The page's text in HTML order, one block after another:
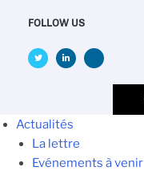
FOLLOW US
Actualités
La lettre
Evénements à venir